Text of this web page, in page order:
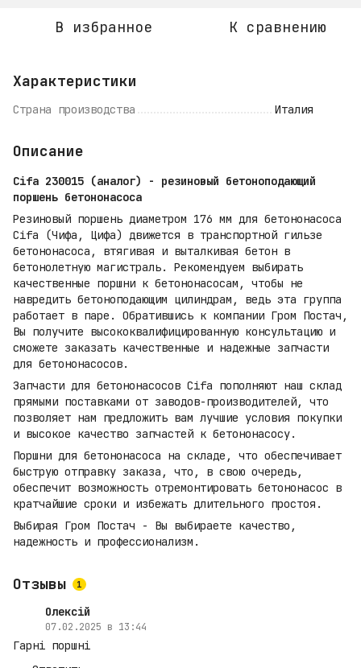
В избранное К сравнению
Характеристики
Страна производства Италия
Описание
Cifa 230015 (аналог) - резиновый бетоноподающий
поршень бетононасоса
Резиновый поршень диаметром 176 мм для бетононасоса
Cifa (Чифа, Цифа) движется в транспортной гильзе
бетононасоса, втягивая и выталкивая бетон в
бетонолетную магистраль. Рекомендуем выбирать
качественные поршни к бетононасосам, чтобы не
навредить бетоноподающим цилиндрам, ведь эта группа
работает в паре. Обратившись к компании Гром Постач,
Вы получите высококвалифицированную консультацию и
сможете заказать качественные и надежные запчасти
для бетононасосов.
Запчасти для бетононасосов Cifa пополняют наш склад
прямыми поставками от заводов-производителей, что
позволяет нам предложить вам лучшие условия покупки
и высокое качество запчастей к бетононасосу.
Поршни для бетононасоса на складе, что обеспечивает
быструю отправку заказа, что, в свою очередь,
обеспечит возможность отремонтировать бетононасос в
кратчайшие сроки и избежать длительного простоя.
Выбирая Гром Постач - Вы выбираете качество,
надежность и профессионализм.
Отзывы 1
Олексій
07.02.2025 в 13:44
Гарні поршні